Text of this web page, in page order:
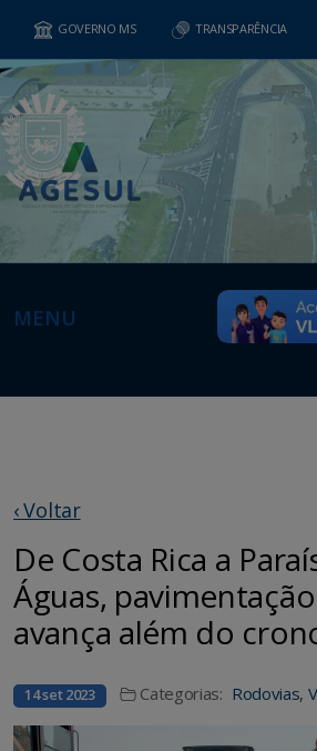
GOVERNO MS TRANSPARÊNCIA
MENU
‹ Voltar
De Costa Rica a
Águas,
avança além do
14 set 2023 Categorias: Rodovias,